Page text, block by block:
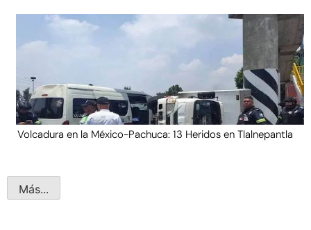
Volcadura en la México-Pachuca: 13 Heridos en Tlalnepantla
Más...